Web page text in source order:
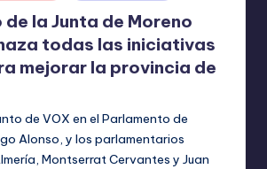
de la Junta de Moreno
todas las iniciativas
mejorar la provincia de
de VOX en el Parlamento de
Alonso, y los parlamentarios
Montserrat Cervantes y Juan